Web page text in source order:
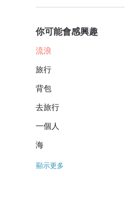
你可能會感興趣
流浪
旅行
背包
去旅行
一個人
海
顯示更多